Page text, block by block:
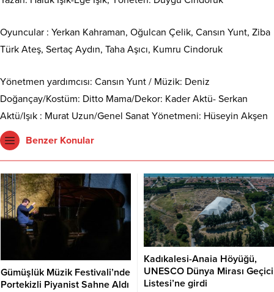
Oyuncular : Yerkan Kahraman, Oğulcan Çelik, Cansın Yunt, Ziba
Türk Ateş, Sertaç Aydın, Taha Aşıcı, Kumru Cindoruk
Yönetmen yardımcısı: Cansın Yunt / Müzik: Deniz
Doğançay/Kostüm: Ditto Mama/Dekor: Kader Aktü- Serkan
Aktü/Işık : Murat Uzun/Genel Sanat Yönetmeni: Hüseyin Akşen
Benzer Konular
Gümüşlük Müzik Festivali’nde
Portekizli Piyanist Sahne Aldı
Kadıkalesi-Anaia Höyüğü,
UNESCO Dünya Mirası Geçici
Listesi’ne girdi